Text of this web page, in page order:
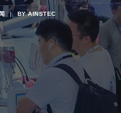
| BYAINSTEC